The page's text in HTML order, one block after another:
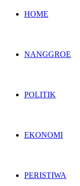
HOME
NANGGROE
POLITIK
EKONOMI
PERISTIWA